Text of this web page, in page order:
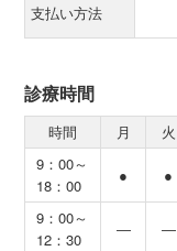
支払い方法
診療時間
時間 月 火
9：00～
18：00
● ●
9：00～
12：30
― ―